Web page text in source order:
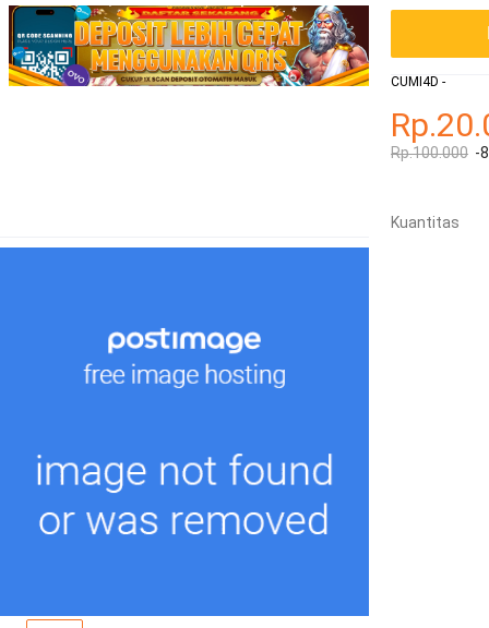
CUMI4D -
Rp.100.000 -
Kuantitas